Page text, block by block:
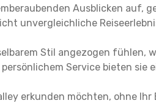
Ausblicken auf,
unvergleichliche
Stil angezogen fühlen,
Service bieten sie
erkunden möchten, ohne